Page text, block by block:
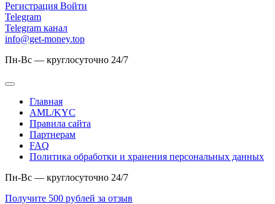
Регистрация Войти
Telegram
Telegram канал
info@get-money.top
Пн-Вс — круглосуточно 24/7
Главная
AML/KYC
Правила сайта
Партнерам
FAQ
Политика обработки и хранения персональных данных
Пн-Вс — круглосуточно 24/7
Получите 500 рублей за отзыв